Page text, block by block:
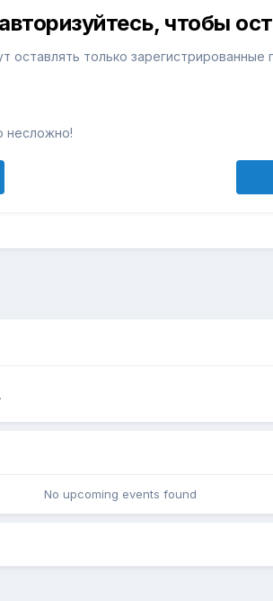
чтобы
оставлять только зарегистрированные
несложно!
No upcoming events found